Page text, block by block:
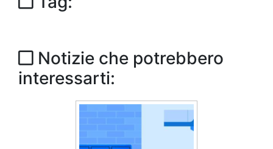
Notizie che potrebbero
interessarti: